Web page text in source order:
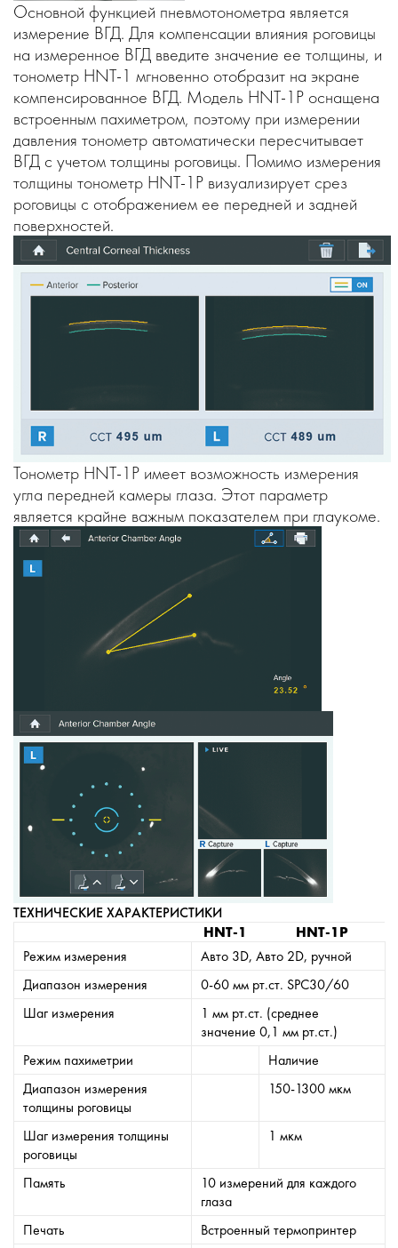
Основной функцией пневмотонометра является
измерение ВГД. Для компенсации влияния роговицы
на измеренное ВГД введите значение ее толщины, и
тонометр HNT-1 мгновенно отобразит на экране
компенсированное ВГД. Модель HNT-1P оснащена
встроенным пахиметром, поэтому при измерении
давления тонометр автоматически пересчитывает
ВГД с учетом толщины роговицы. Помимо измерения
толщины тонометр HNT-1P визуализирует срез
роговицы с отображением ее передней и задней
поверхностей.
Тонометр HNT-1P имеет возможность измерения
угла передней камеры глаза. Этот параметр
является крайне важным показателем при глаукоме.
ТЕХНИЧЕСКИЕ ХАРАКТЕРИСТИКИ
HNT-1
HNT-1P
Режим измерения
Авто 3D, Авто 2D, ручной
Диапазон измерения
0-60 мм рт.ст. SPC30/60
Шаг измерения
1 мм рт.ст. (среднее
значение 0,1 мм рт.ст.)
Режим пахиметрии
Наличие
Диапазон измерения
толщины роговицы
150-1300 мкм
Шаг измерения толщины
роговицы
1 мкм
Память
10 измерений для каждого
глаза
Печать
Встроенный термопринтер